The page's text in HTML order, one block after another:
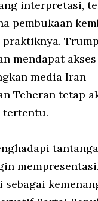
interpretasi,
pembukaan
mendapat akses
media Iran
Teheran tetap
sebagai